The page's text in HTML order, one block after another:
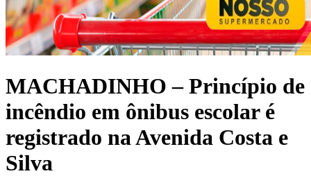
MACHADINHO – Princípio de
incêndio em ônibus escolar é
registrado na Avenida Costa e
Silva